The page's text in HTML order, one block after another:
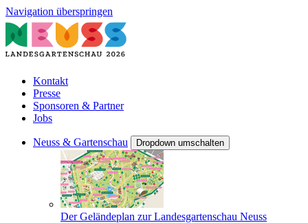
Navigation überspringen
Kontakt
Presse
Sponsoren & Partner
Jobs
Neuss & Gartenschau Dropdown umschalten
Der Geländeplan zur Landesgartenschau Neuss